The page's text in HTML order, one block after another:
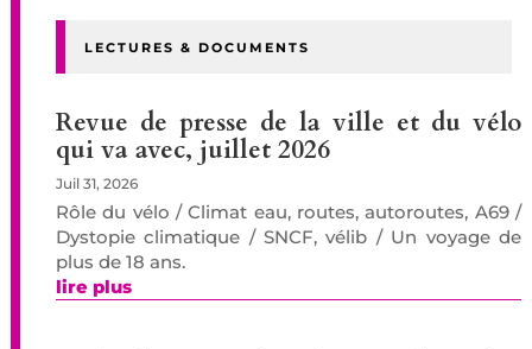
LECTURES & DOCUMENTS
Revue de presse de la ville et du vélo
qui va avec, juillet 2026
Juil 31, 2026
Rôle du vélo / Climat eau, routes, autoroutes, A69 /
Dystopie climatique / SNCF, vélib / Un voyage de
plus de 18 ans.
lire plus